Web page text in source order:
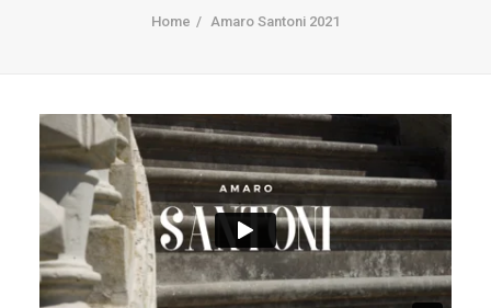
Home Amaro Santoni 2021